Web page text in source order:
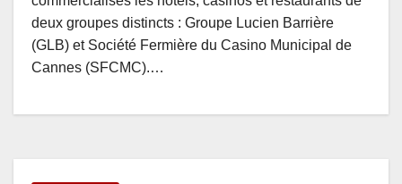
deux groupes distincts : Groupe Lucien Barrière
(GLB) et Société Fermière du Casino Municipal de
Cannes (SFCMC).…